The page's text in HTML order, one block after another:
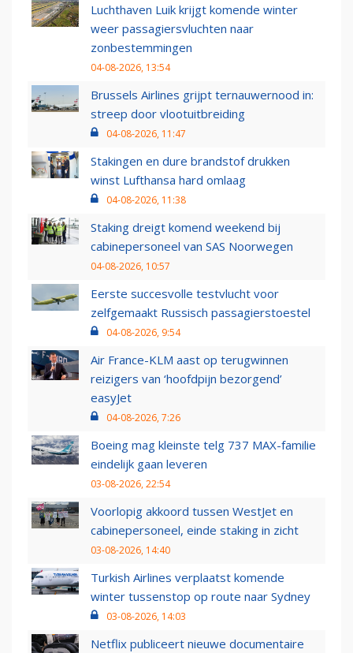
Luchthaven Luik krijgt komende winter
weer passagiersvluchten naar
zonbestemmingen
04-08-2026, 13:54
Brussels Airlines grijpt ternauwernood in:
streep door vlootuitbreiding
04-08-2026, 11:47
Stakingen en dure brandstof drukken
winst Lufthansa hard omlaag
04-08-2026, 11:38
Staking dreigt komend weekend bij
cabinepersoneel van SAS Noorwegen
04-08-2026, 10:57
Eerste succesvolle testvlucht voor
zelfgemaakt Russisch passagierstoestel
04-08-2026, 9:54
Air France-KLM aast op terugwinnen
reizigers van ‘hoofdpijn bezorgend’
easyJet
04-08-2026, 7:26
Boeing mag kleinste telg 737 MAX-familie
eindelijk gaan leveren
03-08-2026, 22:54
Voorlopig akkoord tussen WestJet en
cabinepersoneel, einde staking in zicht
03-08-2026, 14:40
Turkish Airlines verplaatst komende
winter tussenstop op route naar Sydney
03-08-2026, 14:03
Netflix publiceert nieuwe documentaire